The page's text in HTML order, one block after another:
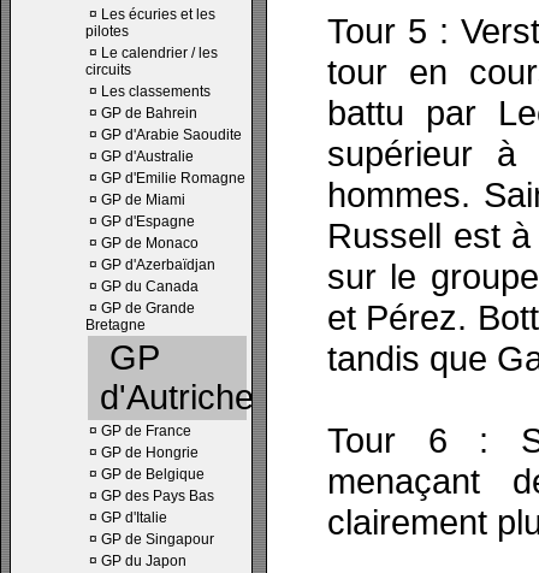
¤ Les écuries et les
pilotes
¤ Le calendrier / les
circuits
¤ Les classements
¤ GP de Bahrein
¤ GP d'Arabie Saoudite
¤ GP d'Australie
¤ GP d'Emilie Romagne
¤ GP de Miami
¤ GP d'Espagne
¤ GP de Monaco
¤ GP d'Azerbaïdjan
¤ GP du Canada
¤ GP de Grande
Bretagne
GP
d'Autriche
¤ GP de France
¤ GP de Hongrie
¤ GP de Belgique
¤ GP des Pays Bas
¤ GP d'Italie
¤ GP de Singapour
¤ GP du Japon
Tour 5 :
tour en
battu par
supérieur à
hommes.
Russell est
sur le
et Pérez.
tandis que
Tour 6 :
menaçant
clairement